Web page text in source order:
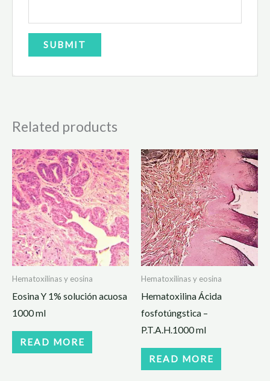
Related products
Hematoxilinas y eosina
Eosina Y 1% solución acuosa
1000 ml
READ MORE
Hematoxilinas y eosina
Hematoxilina Ácida
fosfotúngstica –
P.T.A.H.1000 ml
READ MORE